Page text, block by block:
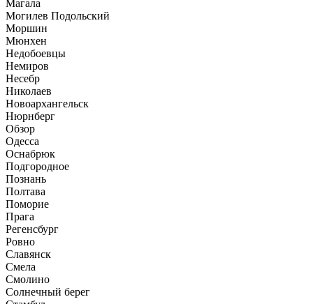
Магала
Могилев Подольский
Моршин
Мюнхен
Недобоевцы
Немиров
Несебр
Николаев
Новоархангельск
Нюрнберг
Обзор
Одесса
Оснабрюк
Подгородное
Познань
Полтава
Поморие
Прага
Регенсбург
Ровно
Славянск
Смела
Смолино
Солнечный берег